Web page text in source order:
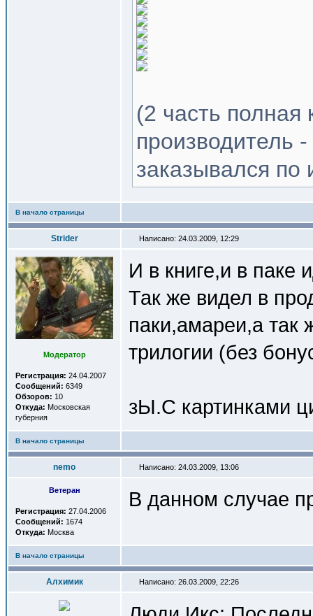
(2 часть полная
производитель
заказывался по
В начало страницы
Strider Написано: 24.03.2009, 12:29
Модератор
Регистрация: 24.04.2007
Сообщений: 6349
Обзоров: 10
Откуда: Московская
губерния
И в книге,и в паке
Так же видел в
паки,амареи,а так
трилогии (без
зЫ.С картинками
В начало страницы
nemo Написано: 24.03.2009, 13:06
Ветеран
Регистрация: 27.04.2006
Сообщений: 1674
Откуда: Москва
В данном случае
В начало страницы
Алхимик Написано: 26.03.2009, 22:26